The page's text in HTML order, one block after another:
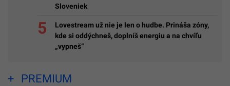
Sloveniek
Lovestream už nie je len o hudbe. Prináša zóny,
kde si oddýchneš, doplníš energiu a na chvíľu
„vypneš“
PREMIUM